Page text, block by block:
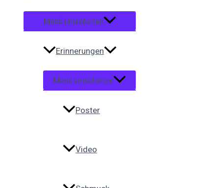
Menü umschalten
Erinnerungen
Menü umschalten
Poster
Video